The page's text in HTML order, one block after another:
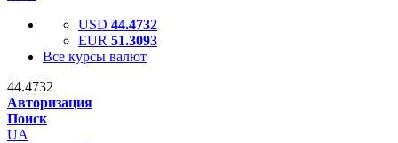
USD 44.4732
EUR 51.3093
Все курсы валют
44.4732
Авторизация
Поиск
UA